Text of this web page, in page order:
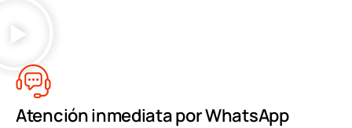
Atención inmediata por WhatsApp